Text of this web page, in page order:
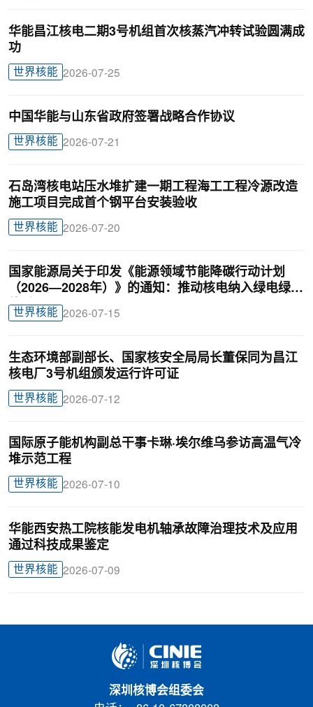
华能昌江核电二期3号机组首次核蒸汽冲转试验圆满成
功
世界核能 2026-07-25
中国华能与山东省政府签署战略合作协议
世界核能 2026-07-21
石岛湾核电站压水堆扩建一期工程海工工程冷源改造
施工项目完成首个钢平台安装验收
世界核能 2026-07-20
国家能源局关于印发《能源领域节能降碳行动计划
（2026—2028年）》的通知：推动核电纳入绿电绿证
体系
世界核能 2026-07-15
生态环境部副部长、国家核安全局局长董保同为昌江
核电厂3号机组颁发运行许可证
世界核能 2026-07-12
国际原子能机构副总干事卡琳·埃尔维乌参访高温气冷
堆示范工程
世界核能 2026-07-10
华能西安热工院核能发电机轴承故障治理技术及应用
通过科技成果鉴定
世界核能 2026-07-09
深圳核博会组委会